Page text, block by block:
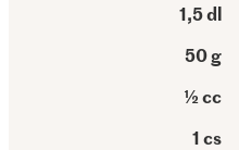
1,5 dl
50 g
½ cc
1 cs